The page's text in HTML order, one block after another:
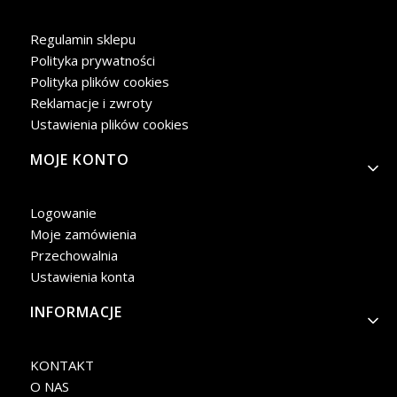
Regulamin sklepu
Polityka prywatności
Polityka plików cookies
Reklamacje i zwroty
Ustawienia plików cookies
MOJE KONTO
Logowanie
Moje zamówienia
Przechowalnia
Ustawienia konta
INFORMACJE
KONTAKT
O NAS